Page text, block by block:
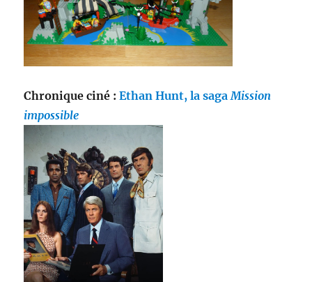
Chronique ciné :Ethan Hunt, la saga Mission
impossible